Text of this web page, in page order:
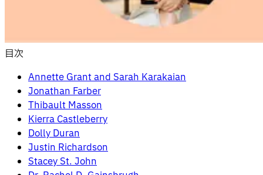
目次
Annette Grant and Sarah Karakaian
Jonathan Farber
Thibault Masson
Kierra Castleberry
Dolly Duran
Justin Richardson
Stacey St. John